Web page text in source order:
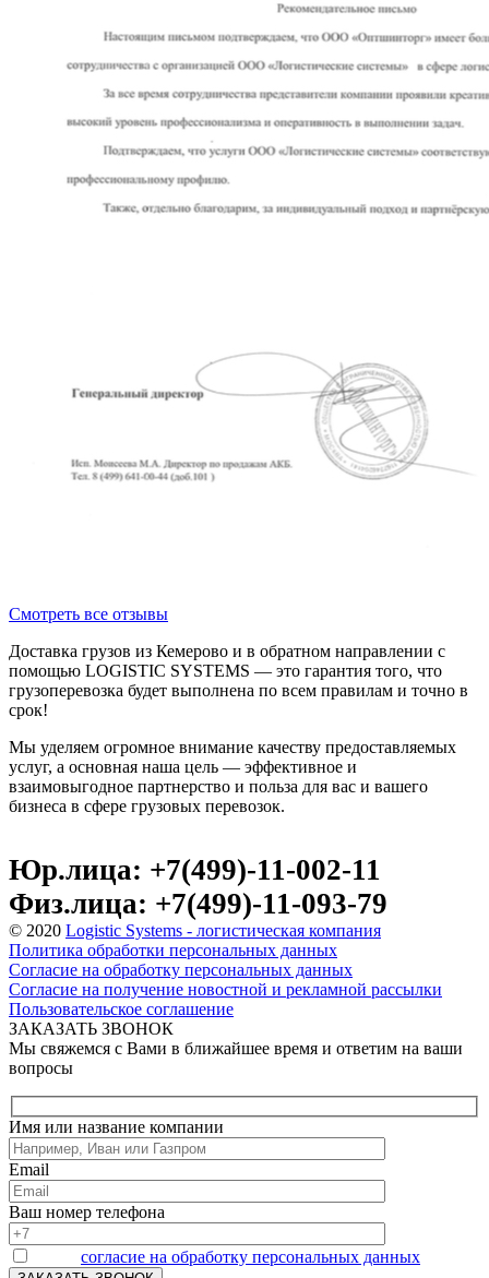
Смотреть все отзывы
Доставка грузов из Кемерово и в обратном направлении с
помощью LOGISTIC SYSTEMS — это гарантия того, что
грузоперевозка будет выполнена по всем правилам и точно в
срок!
Мы уделяем огромное внимание качеству предоставляемых
услуг, а основная наша цель — эффективное и
взаимовыгодное партнерство и польза для вас и вашего
бизнеса в сфере грузовых перевозок.
Юр.лица: +7(499)-11-002-11
Физ.лица: +7(499)-11-093-79
© 2020 Logistic Systems - логистическая компания
Политика обработки персональных данных
Согласие на обработку персональных данных
Согласие на получение новостной и рекламной рассылки
Пользовательское соглашение
ЗАКАЗАТЬ ЗВОНОК
Мы свяжемся с Вами в ближайшее время и ответим на ваши
вопросы
Имя или название компании
Email
Ваш номер телефона
согласие на обработку персональных данных